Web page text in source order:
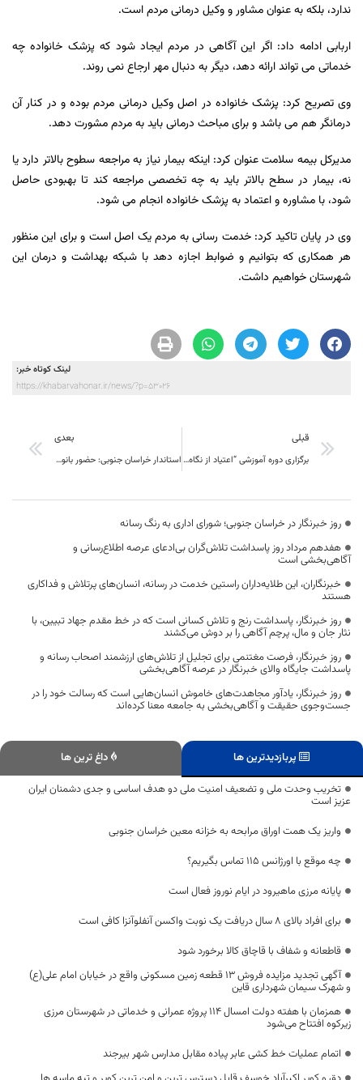
ندارد، بلکه به عنوان مشاور و وکیل درمانی مردم است.
اربابی ادامه داد: اگر این آگاهی در مردم ایجاد شود که پزشک خانواده چه
خدماتی می تواند ارائه دهد، دیگر به دنبال مهر ارجاع نمی روند.
وی تصریح کرد: پزشک خانواده در اصل وکیل درمانی مردم بوده و در کنار آن
درمانگر هم می باشد و برای مباحث درمانی باید به مردم مشورت دهد.
مدیرکل بیمه سلامت عنوان کرد: اینکه بیمار نیاز به مراجعه سطوح بالاتر دارد یا
نه، بیمار در سطح بالاتر باید به چه تخصصی مراجعه کند تا بهبودی حاصل
شود، با مشاوره و اعتماد به پزشک خانواده انجام می شود.
وی در پایان تاکید کرد: خدمت رسانی به مردم یک اصل است و برای این منظور
هر همکاری که بتوانیم و ضوابط اجازه دهد با شبکه بهداشت و درمان این
شهرستان خواهیم داشت.
لینک کوتاه خبر:
https://khabarvahonar.ir/news/?p=53026
قبلی
برگزاری دوره آموزشی “اعتیاد از نگاه دوربین” ویژه اصحاب رسانه
بعدی
استاندار خراسان جنوبی: حضور بانوان در مسایل توسعه‌ای تسهیل می‌شود
روز خبرنگار در خراسان جنوبی؛ شورای اداری به رنگ رسانه
هفدهم مرداد روز پاسداشت تلاش‌گران بی‌ادعای عرصه اطلاع‌رسانی و
آگاهی‌بخشی است
خبرنگاران، این طلایه‌داران راستین خدمت در رسانه، انسان‌های پرتلاش و فداکاری
هستند
روز خبرنگار، پاسداشت رنج و تلاش کسانی است که در خط مقدم جهاد تبیین، با
نثار جان و مال، پرچم آگاهی را بر دوش می‌کشند
روز خبرنگار، فرصت مغتنمی برای تجلیل از تلاش‌های ارزشمند اصحاب رسانه و
پاسداشت جایگاه والای خبرنگار در عرصه آگاهی‌بخشی
روز خبرنگار، یادآور مجاهدت‌های خاموش انسان‌هایی است که رسالت خود را در
جست‌وجوی حقیقت و آگاهی‌بخشی به جامعه معنا کرده‌اند
پربازدیدترین ها
داغ ترین ها
تخریب وحدت ملی و تضعیف امنیت ملی دو هدف اساسی و جدی دشمنان ایران
عزیز است
واریز یک همت اوراق مرابحه به خزانه معین خراسان جنوبی
چه موقع با اورژانس ۱۱۵ تماس بگیریم؟
پایانه مرزی ماهیرود در ایام نوروز فعال است
برای افراد بالای ۸ سال دریافت یک نوبت واکسن آنفلوآنزا کافی است
قاطعانه و شفاف با قاچاق کالا برخورد شود
آگهی تجدید مزایده فروش 13 قطعه زمین مسکونی واقع در خیابان امام علی(ع)
و شهرک سیمان شهرداری قاین
همزمان با هفته دولت امسال 114 پروژه عمرانی و خدماتی در شهرستان مرزی
زیرکوه افتتاح می‌شود
اتمام عملیات خط کشی عابر پیاده مقابل مدارس شهر بیرجند